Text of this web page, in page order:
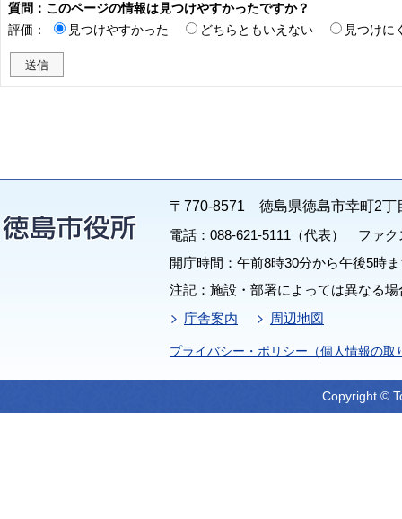
質問：このページの情報は見つけやすかったですか？
評価：
見つけやすかった どちらともいえない 見つけに
〒770-8571 徳島県徳島市幸町2丁
電話：088-621-5111（代表） ファク
開庁時間：午前8時30分から午後5時
注記：施設・部署によっては異なる
庁舎案内
周辺地図
プライバシー・ポリシー（個人情報の取
Copyright ©